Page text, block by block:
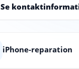
Se
iPhone-reparation